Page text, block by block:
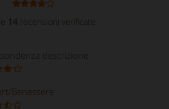
14 recensioni verificate
descrizione
Benessere